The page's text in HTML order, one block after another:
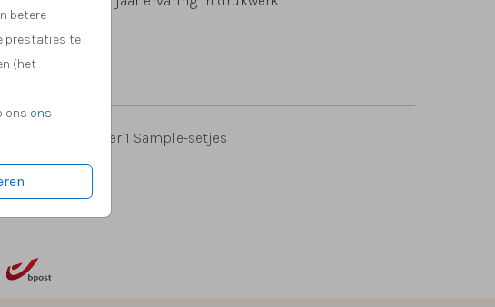
betere
prestaties te
(het
ons ons
per 1 Sample-setjes